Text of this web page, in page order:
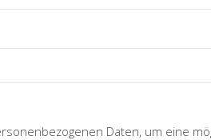
Daten, um eine